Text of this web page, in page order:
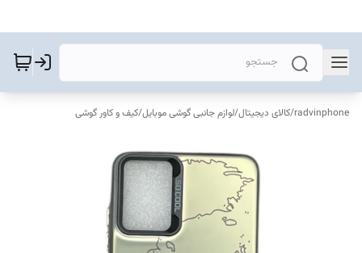
radvinphone
/کالای دیجیتال/لوازم جانبی گوشی موبایل/کیف و کاور گوشی